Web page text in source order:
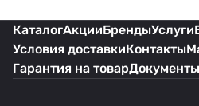
КаталогАкцииБрендыУслуги
Условия доставкиКонтакты
Гарантия на товарДокументы